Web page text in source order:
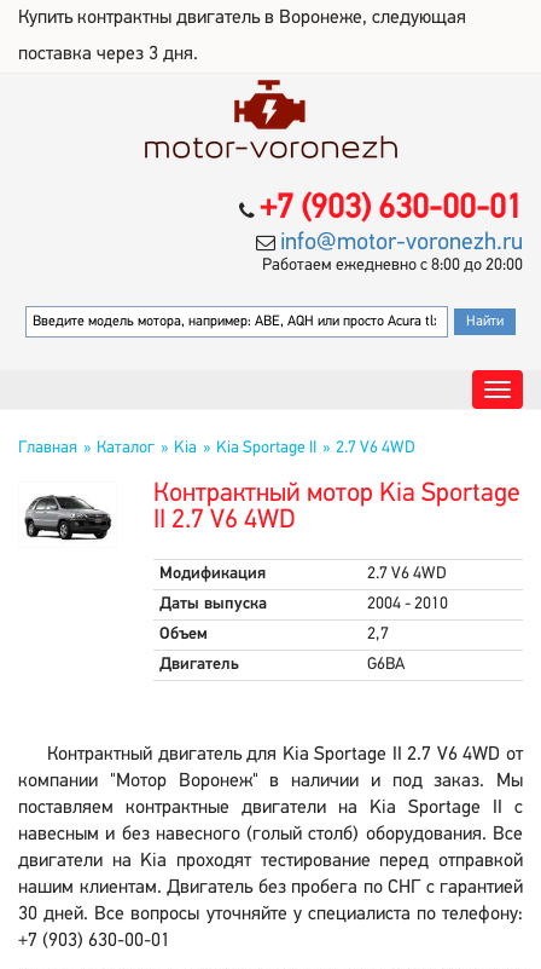
Купить контрактны двигатель в Воронеже, следующая
поставка через 3 дня.
+7 (903) 630-00-01
info@motor-voronezh.ru
Работаем ежедневно с 8:00 до 20:00
Главная Каталог Kia Kia Sportage II 2.7 V6 4WD
Контрактный мотор Kia Sportage
II 2.7 V6 4WD
Модификация
2.7 V6 4WD
Даты выпуска
2004 - 2010
Объем
2,7
Двигатель
G6BA
Контрактный двигатель для Kia Sportage II 2.7 V6 4WD от
компании "Мотор Воронеж" в наличии и под заказ. Мы
поставляем контрактные двигатели на Kia Sportage II с
навесным и без навесного (голый столб) оборудования. Все
двигатели на Kia проходят тестирование перед отправкой
нашим клиентам. Двигатель без пробега по СНГ с гарантией
30 дней. Все вопросы уточняйте у специалиста по телефону:
+7 (903) 630-00-01